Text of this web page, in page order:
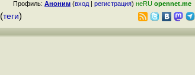
Профиль: Аноним (вход | регистрация) неRU opennet.me
(теги)